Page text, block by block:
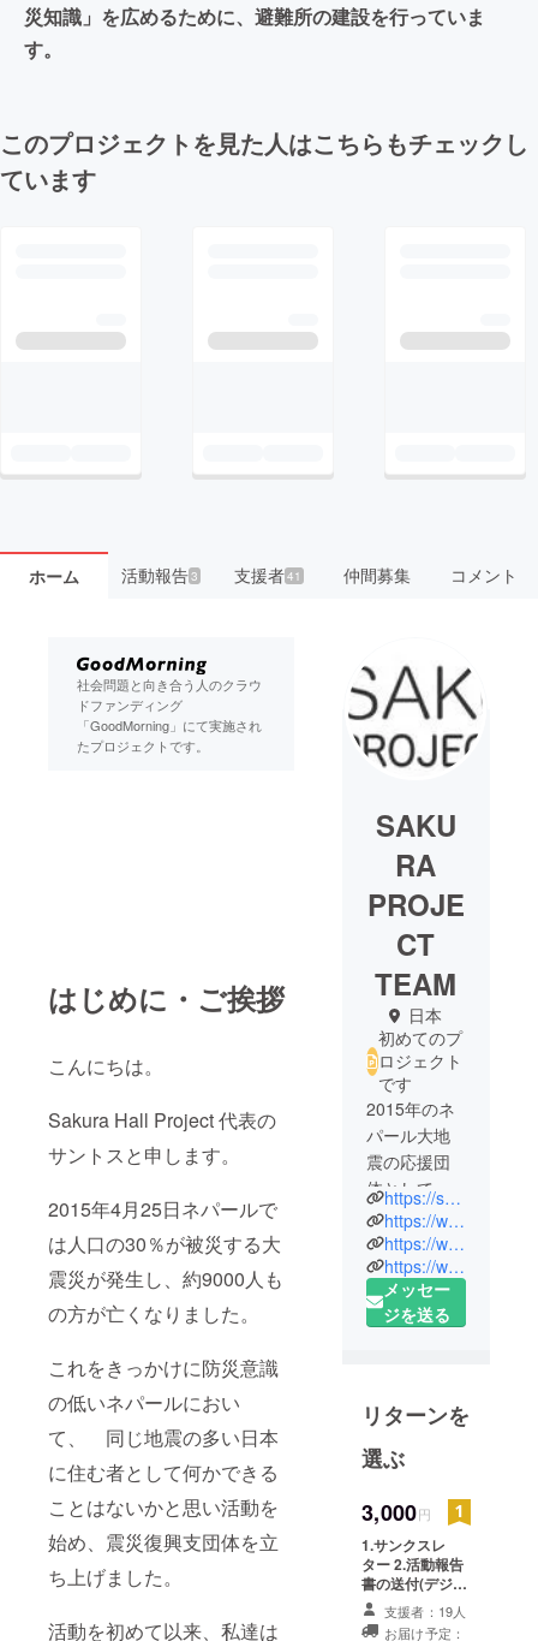
災知識」を広めるために、避難所の建設を行っていま
す。
このプロジェクトを見た人はこちらもチェックし
ています
ホーム 活動報告3 支援者41 仲間募集 コメント
社会問題と向き合う人のクラウ
ドファンディング
「GoodMorning」にて実施され
たプロジェクトです。
はじめに・ご挨拶
こんにちは。
Sakura Hall Project 代表の
サントスと申します。
2015年4月25日ネパールで
は人口の30％が被災する大
震災が発生し、約9000人も
の方が亡くなりました。
これをきっかけに防災意識
の低いネパールにおい
て、 同じ地震の多い日本
に住む者として何かできる
ことはないかと思い活動を
始め、震災復興支団体を立
ち上げました。
活動を初めて以来、私達は
SAKU
RA
PROJE
CT
TEAM
日本
初めてのプ
ロジェクト
です
2015年のネ
パール大地
震の応援団
体として、
学生が
Rebuild
Nepalを創立
しました。
援すること
でした。
その中で震
ムメンバー
が震災地に
行った際
に、気づい
たことがあ
https://sakura-hall-project.com/
https://www.facebook.com/sakuralisankhu
https://www.instagram.com/sakuraprojecteam/
https://www.youtube.com/channel/UCskm-6-t_EjwULPPCCcsK7g
メッセー
ジを送る
リターンを
選ぶ
3,000円
1.サンクスレ
ター 2.活動報告
書の送付(デジタ
ルデータにて)
支援者：19人
お届け予定：